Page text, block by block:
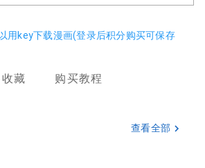
用key下载漫画(登录后积分购买可保存
收藏 购买教程
查看全部